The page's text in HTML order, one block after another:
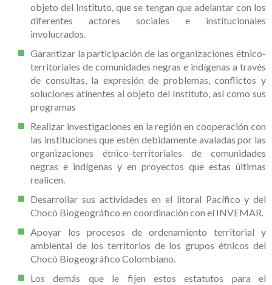
objeto del Instituto, que se tengan que adelantar con los
diferentes actores sociales e institucionales
involucrados.
Garantizar la participación de las organizaciones étnico-
territoriales de comunidades negras e indígenas a través
de consultas, la expresión de problemas, conflictos y
soluciones atinentes al objeto del Instituto, así como sus
programas
Realizar investigaciones en la región en cooperación con
las instituciones que estén debidamente avaladas por las
organizaciones étnico-territoriales de comunidades
negras e indígenas y en proyectos que estas últimas
realicen.
Desarrollar sus actividades en el litoral Pacífico y del
Chocó Biogeográfico en coordinación con el INVEMAR.
Apoyar los procesos de ordenamiento territorial y
ambiental de los territorios de los grupos étnicos del
Chocó Biogeográfico Colombiano.
Los demás que le fijen estos estatutos para el